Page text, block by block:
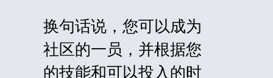
换句话说，您可以成为
社区的一员，并根据您
的技能和可以投入的时